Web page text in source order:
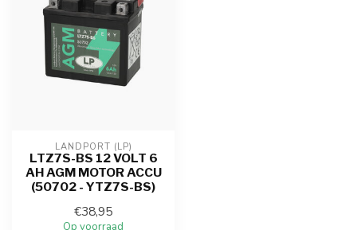
LANDPORT (LP)
LTZ7S-BS 12 VOLT 6
AH AGM MOTOR ACCU
(50702 - YTZ7S-BS)
€38,95
Op voorraad